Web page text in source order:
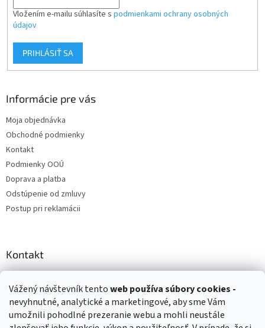
Vážený návštevník tentoweb používasúbory cookies -
nevyhnutné, analytické a marketingové, aby sme Vám
umožnili pohodlné prezeranie webu a mohli neustále
Vložením e-mailu súhlasíte s podmienkami ochrany osobných
údajov
PRIHLÁSIŤ SA
Informácie pre vás
Moja objednávka
Obchodné podmienky
Kontakt
Podmienky OOÚ
Doprava a platba
Odstúpenie od zmluvy
Postup pri reklamácii
Kontakt
+421 903 144 673